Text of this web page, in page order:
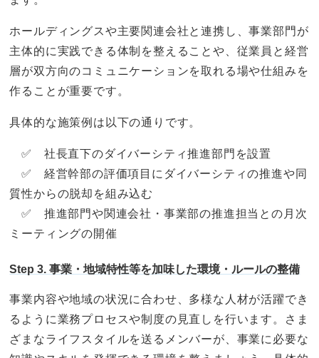
ホールディングスや主要関連会社と連携し、事業部門が
主体的に実践できる体制を整えることや、従業員と経営
層が双方向のコミュニケーションを取れる場や仕組みを
作ることが重要です。
具体的な施策例は以下の通りです。
✅ 社長直下のダイバーシティ推進部門を設置
✅ 経営幹部の評価項目にダイバーシティの推進や同
質性からの脱却を組み込む
✅ 推進部門や関連会社・事業部の推進担当との月次
ミーティングの開催
Step 3. 事業・地域特性等を加味した環境・ルールの整備
事業内容や地域の状況に合わせ、多様な人材が活躍でき
るように業務プロセスや制度の見直しを行います。さま
ざまなライフスタイルを送るメンバーが、事業に必要な